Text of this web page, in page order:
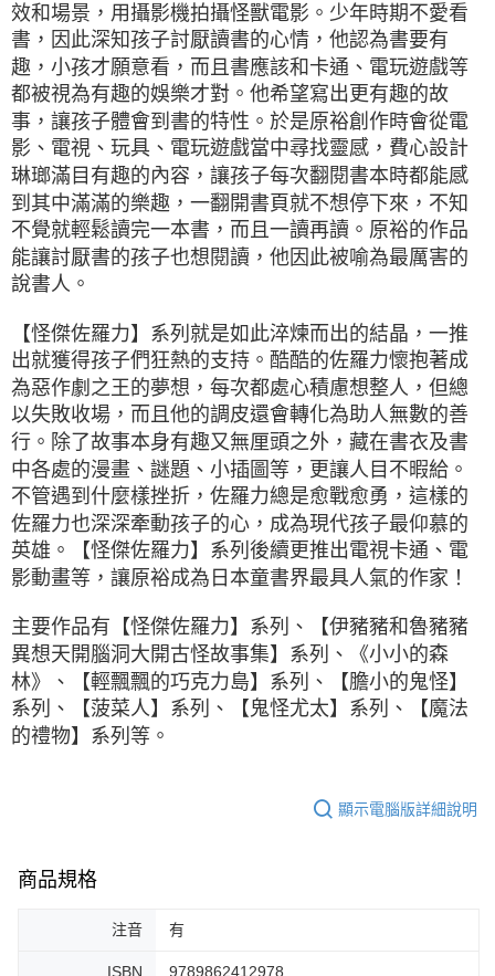
效和場景，用攝影機拍攝怪獸電影。少年時期不愛看
書，因此深知孩子討厭讀書的心情，他認為書要有
趣，小孩才願意看，而且書應該和卡通、電玩遊戲等
都被視為有趣的娛樂才對。他希望寫出更有趣的故
事，讓孩子體會到書的特性。於是原裕創作時會從電
影、電視、玩具、電玩遊戲當中尋找靈感，費心設計
琳瑯滿目有趣的內容，讓孩子每次翻閱書本時都能感
到其中滿滿的樂趣，一翻開書頁就不想停下來，不知
不覺就輕鬆讀完一本書，而且一讀再讀。原裕的作品
能讓討厭書的孩子也想閱讀，他因此被喻為最厲害的
說書人。
【怪傑佐羅力】系列就是如此淬煉而出的結晶，一推
出就獲得孩子們狂熱的支持。酷酷的佐羅力懷抱著成
為惡作劇之王的夢想，每次都處心積慮想整人，但總
以失敗收場，而且他的調皮還會轉化為助人無數的善
行。除了故事本身有趣又無厘頭之外，藏在書衣及書
中各處的漫畫、謎題、小插圖等，更讓人目不暇給。
不管遇到什麼樣挫折，佐羅力總是愈戰愈勇，這樣的
佐羅力也深深牽動孩子的心，成為現代孩子最仰慕的
英雄。【怪傑佐羅力】系列後續更推出電視卡通、電
影動畫等，讓原裕成為日本童書界最具人氣的作家！
主要作品有【怪傑佐羅力】系列、【伊豬豬和魯豬豬
異想天開腦洞大開古怪故事集】系列、
《小小的森
林》、【輕飄飄的巧克力島】系列、【膽小的鬼怪】
系列、【菠菜人】系列、【鬼怪尤太】系列、【魔法
的禮物】系列等。
顯示電腦版詳細說明
商品規格
注音 有
ISBN 9789862412978